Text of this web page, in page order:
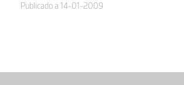
Publicado a 14-01-2009